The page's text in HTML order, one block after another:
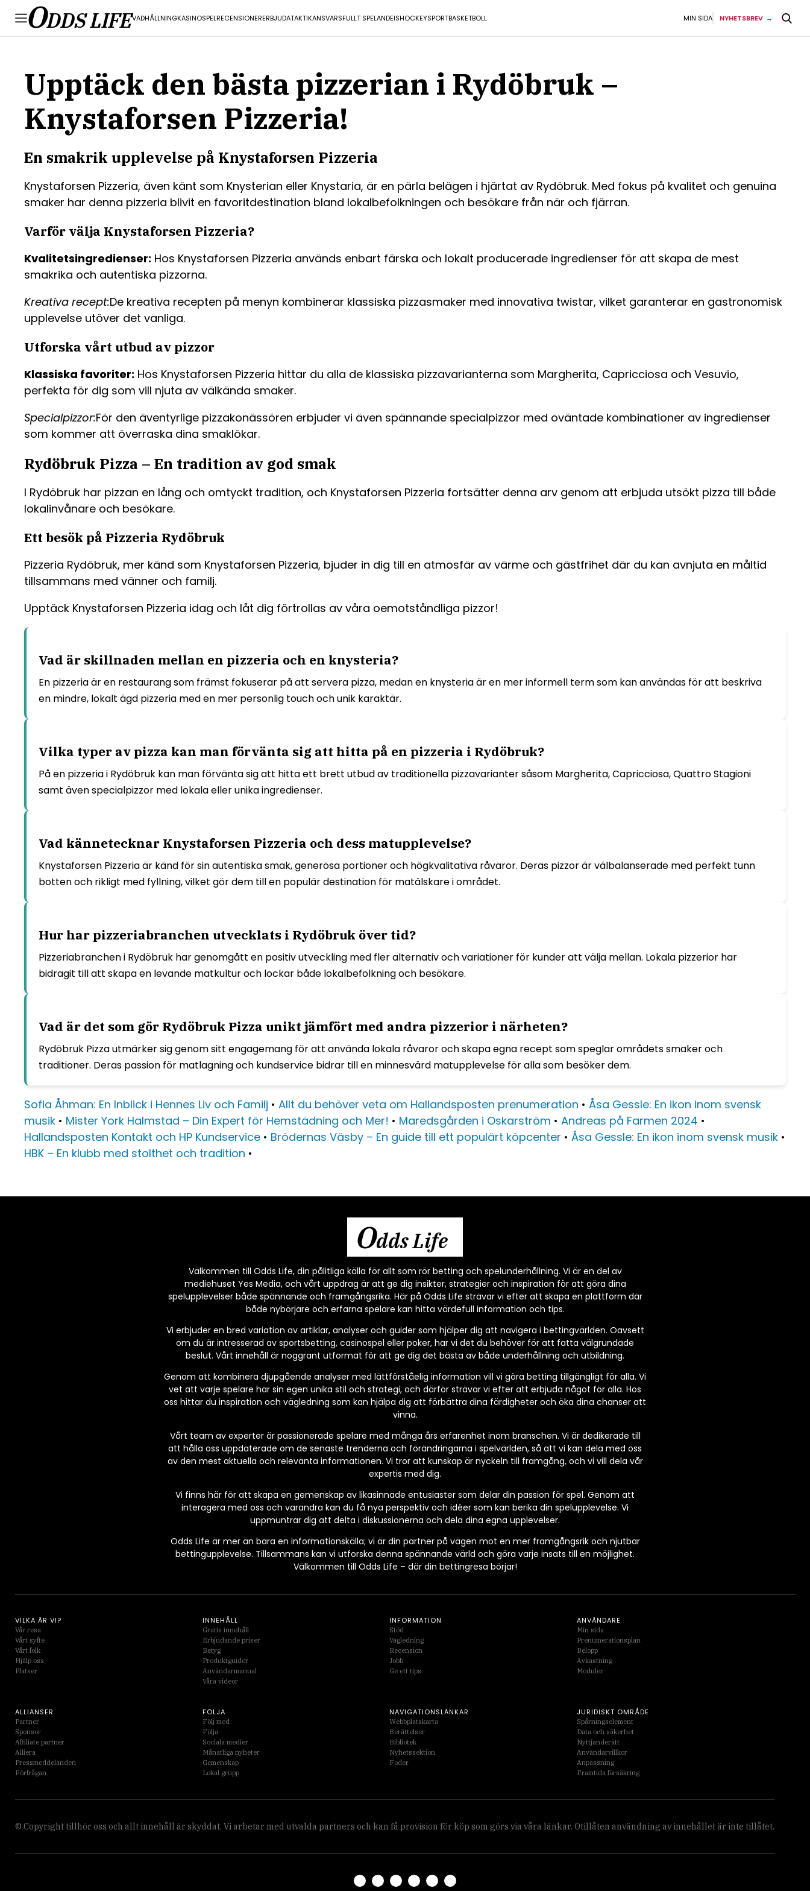
ODDS LIFEVADHÅLLNINGKASINOSPELRECENSIONERERBJUDATAKTIKANSVARSFULLT SPELANDEISHOCKEYSPORTBASKETBOLL MIN SIDA NYHETSBREV
Upptäck den bästa pizzerian i Rydöbruk –
Knystaforsen Pizzeria!
En smakrik upplevelse på Knystaforsen Pizzeria
Knystaforsen Pizzeria, även känt som Knysterian eller Knystaria, är en pärla belägen i hjärtat av Rydöbruk. Med fokus på kvalitet och genuina
smaker har denna pizzeria blivit en favoritdestination bland lokalbefolkningen och besökare från när och fjärran.
Varför välja Knystaforsen Pizzeria?
Kvalitetsingredienser: Hos Knystaforsen Pizzeria används enbart färska och lokalt producerade ingredienser för att skapa de mest
smakrika och autentiska pizzorna.
Kreativa recept:De kreativa recepten på menyn kombinerar klassiska pizzasmaker med innovativa twistar, vilket garanterar en gastronomisk
upplevelse utöver det vanliga.
Utforska vårt utbud av pizzor
Klassiska favoriter: Hos Knystaforsen Pizzeria hittar du alla de klassiska pizzavarianterna som Margherita, Capricciosa och Vesuvio,
perfekta för dig som vill njuta av välkända smaker.
Specialpizzor:För den äventyrlige pizzakonässören erbjuder vi även spännande specialpizzor med oväntade kombinationer av ingredienser
som kommer att överraska dina smaklökar.
Rydöbruk Pizza – En tradition av god smak
I Rydöbruk har pizzan en lång och omtyckt tradition, och Knystaforsen Pizzeria fortsätter denna arv genom att erbjuda utsökt pizza till både
lokalinvånare och besökare.
Ett besök på Pizzeria Rydöbruk
Pizzeria Rydöbruk, mer känd som Knystaforsen Pizzeria, bjuder in dig till en atmosfär av värme och gästfrihet där du kan avnjuta en måltid
tillsammans med vänner och familj.
Upptäck Knystaforsen Pizzeria idag och låt dig förtrollas av våra oemotståndliga pizzor!
Vad är skillnaden mellan en pizzeria och en knysteria?
En pizzeria är en restaurang som främst fokuserar på att servera pizza, medan en knysteria är en mer informell term som kan användas för att beskriva
en mindre, lokalt ägd pizzeria med en mer personlig touch och unik karaktär.
Vilka typer av pizza kan man förvänta sig att hitta på en pizzeria i Rydöbruk?
På en pizzeria i Rydöbruk kan man förvänta sig att hitta ett brett utbud av traditionella pizzavarianter såsom Margherita, Capricciosa, Quattro Stagioni
samt även specialpizzor med lokala eller unika ingredienser.
Vad kännetecknar Knystaforsen Pizzeria och dess matupplevelse?
Knystaforsen Pizzeria är känd för sin autentiska smak, generösa portioner och högkvalitativa råvaror. Deras pizzor är välbalanserade med perfekt tunn
botten och rikligt med fyllning, vilket gör dem till en populär destination för matälskare i området.
Hur har pizzeriabranchen utvecklats i Rydöbruk över tid?
Pizzeriabranchen i Rydöbruk har genomgått en positiv utveckling med fler alternativ och variationer för kunder att välja mellan. Lokala pizzerior har
bidragit till att skapa en levande matkultur och lockar både lokalbefolkning och besökare.
Vad är det som gör Rydöbruk Pizza unikt jämfört med andra pizzerior i närheten?
Rydöbruk Pizza utmärker sig genom sitt engagemang för att använda lokala råvaror och skapa egna recept som speglar områdets smaker och
traditioner. Deras passion för matlagning och kundservice bidrar till en minnesvärd matupplevelse för alla som besöker dem.
Sofia Åhman: En Inblick i Hennes Liv och Familj • Allt du behöver veta om Hallandsposten prenumeration • Åsa Gessle: En ikon inom svensk
musik • Mister York Halmstad – Din Expert för Hemstädning och Mer! • Maredsgården i Oskarström • Andreas på Farmen 2024 •
Hallandsposten Kontakt och HP Kundservice • Brödernas Väsby – En guide till ett populärt köpcenter • Åsa Gessle: En ikon inom svensk musik •
HBK – En klubb med stolthet och tradition •
Odds Life
Välkommen till Odds Life, din pålitliga källa för allt som rör betting och spelunderhållning. Vi är en del av
mediehuset Yes Media, och vårt uppdrag är att ge dig insikter, strategier och inspiration för att göra dina
spelupplevelser både spännande och framgångsrika. Här på Odds Life strävar vi efter att skapa en plattform där
både nybörjare och erfarna spelare kan hitta värdefull information och tips.
Vi erbjuder en bred variation av artiklar, analyser och guider som hjälper dig att navigera i bettingvärlden. Oavsett
om du är intresserad av sportsbetting, casinospel eller poker, har vi det du behöver för att fatta välgrundade
beslut. Vårt innehåll är noggrant utformat för att ge dig det bästa av både underhållning och utbildning.
Genom att kombinera djupgående analyser med lättförståelig information vill vi göra betting tillgängligt för alla. Vi
vet att varje spelare har sin egen unika stil och strategi, och därför strävar vi efter att erbjuda något för alla. Hos
oss hittar du inspiration och vägledning som kan hjälpa dig att förbättra dina färdigheter och öka dina chanser att
vinna.
Vårt team av experter är passionerade spelare med många års erfarenhet inom branschen. Vi är dedikerade till
att hålla oss uppdaterade om de senaste trenderna och förändringarna i spelvärlden, så att vi kan dela med oss
av den mest aktuella och relevanta informationen. Vi tror att kunskap är nyckeln till framgång, och vi vill dela vår
expertis med dig.
Vi finns här för att skapa en gemenskap av likasinnade entusiaster som delar din passion för spel. Genom att
interagera med oss och varandra kan du få nya perspektiv och idéer som kan berika din spelupplevelse. Vi
uppmuntrar dig att delta i diskussionerna och dela dina egna upplevelser.
Odds Life är mer än bara en informationskälla; vi är din partner på vägen mot en mer framgångsrik och njutbar
bettingupplevelse. Tillsammans kan vi utforska denna spännande värld och göra varje insats till en möjlighet.
Välkommen till Odds Life – där din bettingresa börjar!
© Copyright tillhör oss och allt innehåll är skyddat. Vi arbetar med utvalda partners och kan få provision för köp som görs via våra länkar. Otillåten användning av innehållet är inte tillåtet.
VILKA ÄR VI?
Vår resa
Vårt syfte
Vårt folk
Hjälp oss
Platser
INNEHÅLL
Gratis innehåll
Erbjudande priser
Betyg
Produktguider
Användarmanual
Våra videor
INFORMATION
Stöd
Vägledning
Recension
Jobb
Ge ett tips
ANVÄNDARE
Min sida
Prenumerationsplan
Belopp
Avkastning
Moduler
ALLIANSER
Partner
Sponsor
Affiliate partner
Alliera
Pressmeddelanden
Förfrågan
FÖLJA
Följ med
Följa
Sociala medier
Månatliga nyheter
Gemenskap
Lokal grupp
NAVIGATIONSLÄNKAR
Webbplatskarta
Berättelser
Bibliotek
Nyhetssektion
Foder
JURIDISKT OMRÅDE
Spårningselement
Data och säkerhet
Nyttjanderätt
Användarvillkor
Anpassning
Framtida försäkring